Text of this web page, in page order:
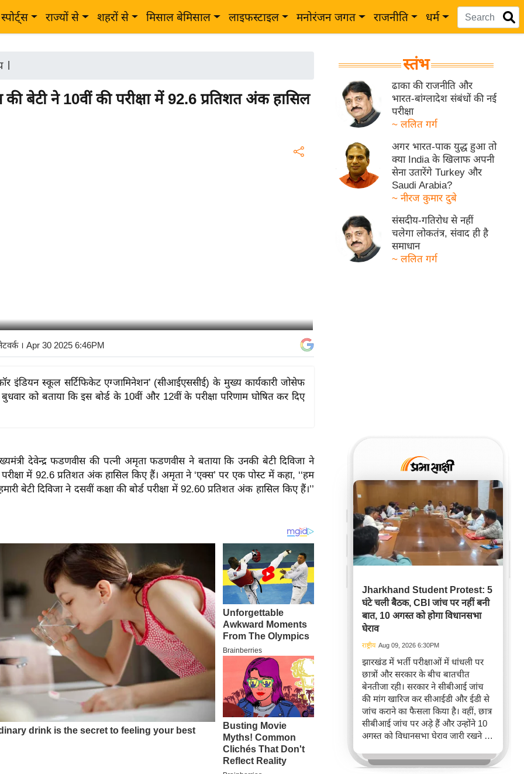
स्पोर्ट्स राज्यों से शहरों से मिसाल बेमिसाल लाइफस्टाइल मनोरंजन जगत राजनीति धर्म
|
बेटी ने 10वीं की परीक्षा में 92.6 प्रतिशत अंक हासिल
। Apr 30 2025 6:46PM
इंडियन स्कूल सर्टिफिकेट एग्जामिनेशन’ (सीआईएससीई) के मुख्य कार्यकारी जोसेफ
को बताया कि इस बोर्ड के 10वीं और 12वीं के परीक्षा परिणाम घोषित कर दिए
देवेन्द्र फडणवीस की पत्नी अमृता फडणवीस ने बताया कि उनकी बेटी दिविजा ने
परीक्षा में 92.6 प्रतिशत अंक हासिल किए हैं। अमृता ने ‘एक्स’ पर एक पोस्ट में कहा, ‘‘हम
बेटी दिविजा ने दसवीं कक्षा की बोर्ड परीक्षा में 92.60 प्रतिशत अंक हासिल किए हैं।’’
स्तंभ
ढाका की राजनीति और
भारत-बांग्लादेश संबंधों की नई
परीक्षा
~ ललित गर्ग
अगर भारत-पाक युद्ध हुआ तो
क्या India के खिलाफ अपनी
सेना उतारेंगे Turkey और
Saudi Arabia?
~ नीरज कुमार दुबे
संसदीय-गतिरोध से नहीं
चलेगा लोकतंत्र, संवाद ही है
समाधान
~ ललित गर्ग
Jharkhand Student Protest: 5
घंटे चली बैठक, CBI जांच पर नहीं बनी
बात, 10 अगस्त को होगा विधानसभा
घेराव
राष्ट्रीय Aug 09, 2026 6:30PM
झारखंड में भर्ती परीक्षाओं में धांधली पर
छात्रों और सरकार के बीच बातचीत
बेनतीजा रही। सरकार ने सीबीआई जांच
की मांग खारिज कर सीआईडी और ईडी से
जांच कराने का फैसला किया है। वहीं, छात्र
सीबीआई जांच पर अड़े हैं और उन्होंने 10
अगस्त को विधानसभा घेराव जारी रखने की